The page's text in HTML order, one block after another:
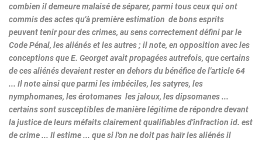
combien il demeure malaisé de séparer, parmi tous ceux qui ont
commis des actes qu'à première estimation de bons esprits
peuvent tenir pour des crimes, au sens correctement défini par le
Code Pénal, les aliénés et les autres ; il note, en opposition avec les
conceptions que E. Georget avait propagées autrefois, que certains
de ces aliénés devaient rester en dehors du bénéfice de l'article 64
... Il note ainsi que parmi les imbéciles, les satyres, les
nymphomanes, les érotomanes les jaloux, les dipsomanes ...
certains sont susceptibles de manière légitime de répondre devant
la justice de leurs méfaits clairement qualifiables d'infraction id. est
de crime ... Il estime ... que si l'on ne doit pas haïr les aliénés il